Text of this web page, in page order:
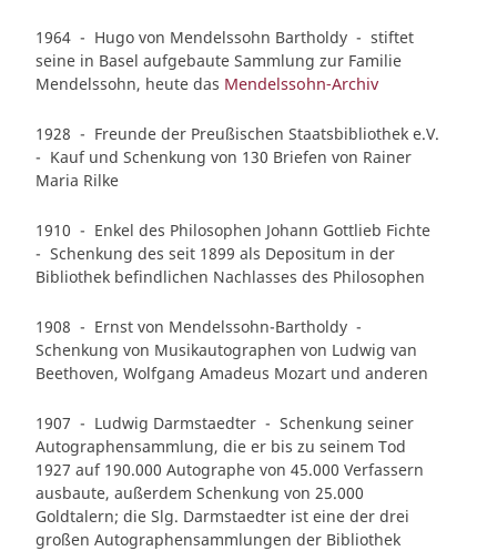
1964 - Hugo von Mendelssohn Bartholdy - stiftet
seine in Basel aufgebaute Sammlung zur Familie
Mendelssohn, heute das Mendelssohn-Archiv
1928 - Freunde der Preußischen Staatsbibliothek e.V.
- Kauf und Schenkung von 130 Briefen von Rainer
Maria Rilke
1910 - Enkel des Philosophen Johann Gottlieb Fichte
- Schenkung des seit 1899 als Depositum in der
Bibliothek befindlichen Nachlasses des Philosophen
1908 - Ernst von Mendelssohn-Bartholdy -
Schenkung von Musikautographen von Ludwig van
Beethoven, Wolfgang Amadeus Mozart und anderen
1907 - Ludwig Darmstaedter - Schenkung seiner
Autographensammlung, die er bis zu seinem Tod
1927 auf 190.000 Autographe von 45.000 Verfassern
ausbaute, außerdem Schenkung von 25.000
Goldtalern; die Slg. Darmstaedter ist eine der drei
großen Autographensammlungen der Bibliothek